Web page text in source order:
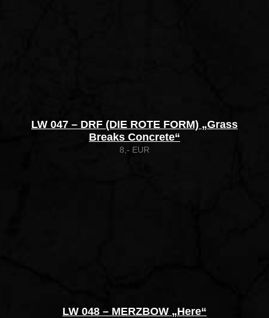
LW 047 – DRF (DIE ROTE FORM) „Grass
Breaks Concrete“
8,- EUR
LW 048 – MERZBOW „Here“